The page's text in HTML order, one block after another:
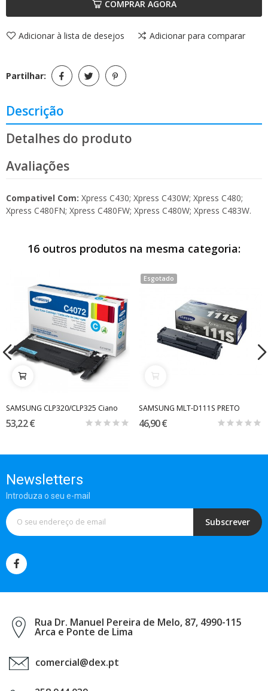
COMPRAR AGORA
Adicionar à lista de desejos Adicionar para comparar
Partilhar:
Descrição
Detalhes do produto
Avaliações
Compativel Com: Xpress C430; Xpress C430W; Xpress C480;
Xpress C480FN; Xpress C480FW; Xpress C480W; Xpress C483W.
16 outros produtos na mesma categoria:
SAMSUNG CLP320/CLP325 Ciano
53,22 €
Esgotado
SAMSUNG MLT-D111S PRETO
46,90 €
Newsletters
Introduza o seu e-mail
Subscrever
Rua Dr. Manuel Pereira de Melo, 87, 4990-115
Arca e Ponte de Lima
comercial@dex.pt